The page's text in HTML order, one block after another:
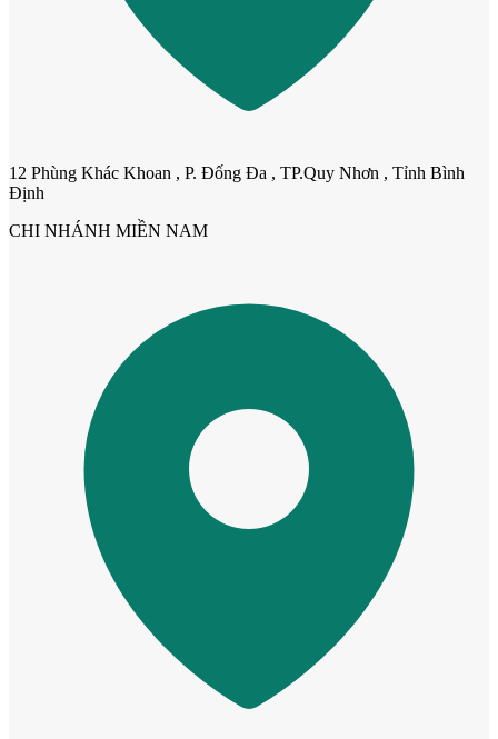
Cửa dành cho bé
12 Phùng Khác Khoan , P. Đống Đa , TP.Quy Nhơn , Tỉnh Bình
Định
CHI NHÁNH MIỀN NAM